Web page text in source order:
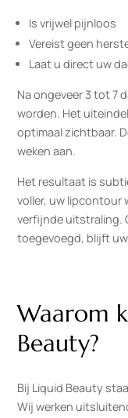
Is vrijwel pijnloos
Vereist geen
Laat u direct uw
Na ongeveer 3 tot 7
worden. Het
optimaal zichtbaar.
weken aan.
Het resultaat is
voller, uw lipcontour
verfijnde uitstraling.
toegevoegd, blijft
Waarom
Beauty?
Bij Liquid Beauty
Wij werken